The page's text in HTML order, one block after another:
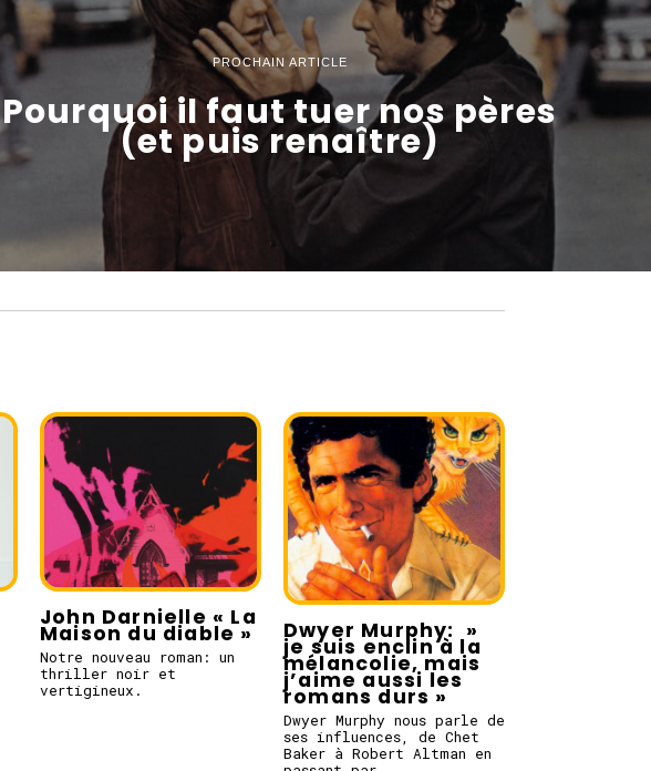
PROCHAIN ARTICLE
Pourquoi il faut tuer nos pères
(et puis renaître)
John Darnielle « La
Maison du diable »
Notre nouveau roman: un
thriller noir et
vertigineux.
Dwyer Murphy: »
je suis enclin à la
mélancolie, mais
j’aime aussi les
romans durs »
Dwyer Murphy nous parle de
ses influences, de Chet
Baker à Robert Altman en